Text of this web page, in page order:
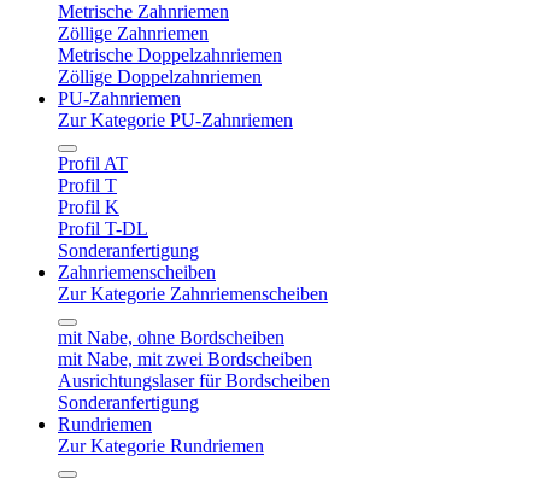
Metrische Zahnriemen
Zöllige Zahnriemen
Metrische Doppelzahnriemen
Zöllige Doppelzahnriemen
PU-Zahnriemen
Zur Kategorie PU-Zahnriemen
Profil AT
Profil T
Profil K
Profil T-DL
Sonderanfertigung
Zahnriemenscheiben
Zur Kategorie Zahnriemenscheiben
mit Nabe, ohne Bordscheiben
mit Nabe, mit zwei Bordscheiben
Ausrichtungslaser für Bordscheiben
Sonderanfertigung
Rundriemen
Zur Kategorie Rundriemen